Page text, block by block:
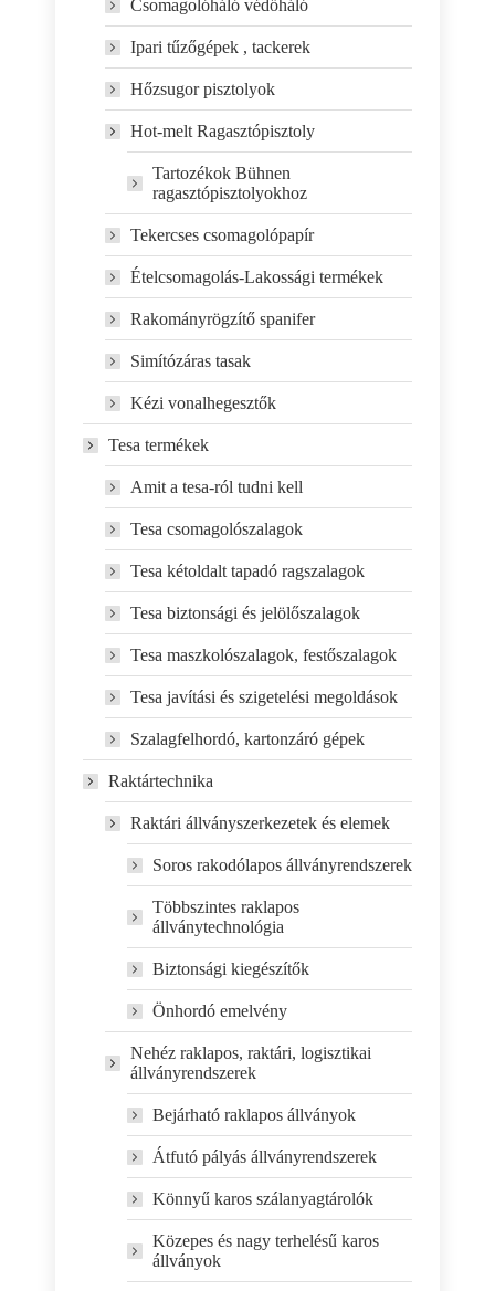
Csomagolóháló védőháló
Ipari tűzőgépek , tackerek
Hőzsugor pisztolyok
Hot-melt Ragasztópisztoly
Tartozékok Bühnen
ragasztópisztolyokhoz
Tekercses csomagolópapír
Ételcsomagolás-Lakossági termékek
Rakományrögzítő spanifer
Simítózáras tasak
Kézi vonalhegesztők
Tesa termékek
Amit a tesa-ról tudni kell
Tesa csomagolószalagok
Tesa kétoldalt tapadó ragszalagok
Tesa biztonsági és jelölőszalagok
Tesa maszkolószalagok, festőszalagok
Tesa javítási és szigetelési megoldások
Szalagfelhordó, kartonzáró gépek
Raktártechnika
Raktári állványszerkezetek és elemek
Soros rakodólapos állványrendszerek
Többszintes raklapos
állványtechnológia
Biztonsági kiegészítők
Önhordó emelvény
Nehéz raklapos, raktári, logisztikai
állványrendszerek
Bejárható raklapos állványok
Átfutó pályás állványrendszerek
Könnyű karos szálanyagtárolók
Közepes és nagy terhelésű karos
állványok